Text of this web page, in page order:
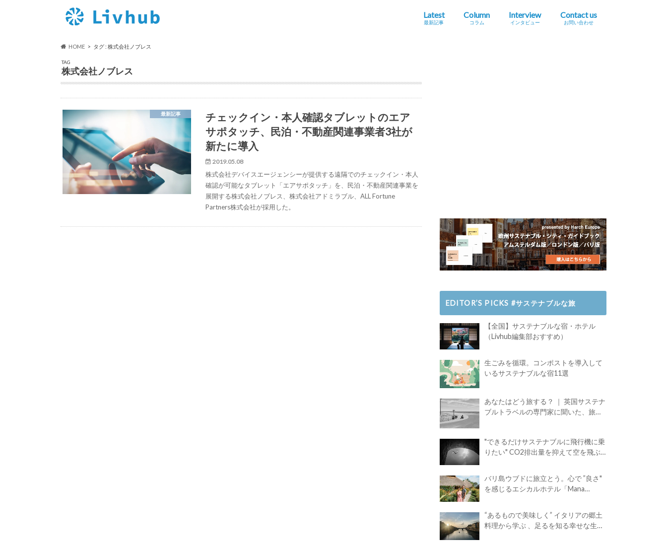
Latest
最新記事
Column
コラム
Interview
インタビュー
Contact us
お問い合わせ
HOME タグ : 株式会社ノブレス
TAG
株式会社ノブレス
最新記事
チェックイン・本人確認タブレットのエア
サポタッチ、民泊・不動産関連事業者3社が
新たに導入
2019.05.08
株式会社デバイスエージェンシーが提供する遠隔でのチェックイン・本人
確認が可能なタブレット「エアサポタッチ」を、民泊・不動産関連事業を
展開する株式会社ノブレス、株式会社アドミラブル、ALL Fortune
Partners株式会社が採用した。
EDITOR’S PICKS #サステナブルな旅
【全国】サステナブルな宿・ホテル
（Livhub編集部おすすめ）
生ごみを循環。コンポストを導入して
いるサステナブルな宿11選
あなたはどう旅する？ ｜ 英国サステナ
ブルトラベルの専門家に聞いた、旅の
"できるだけサステナブルに飛行機に乗
りたい" CO2排出量を抑えて空を飛ぶ
バリ島ウブドに旅立とう。心で ”良さ"
を感じるエシカルホテル「Mana
“あるもので美味しく” イタリアの郷土
料理から学ぶ 、足るを知る幸せな生き